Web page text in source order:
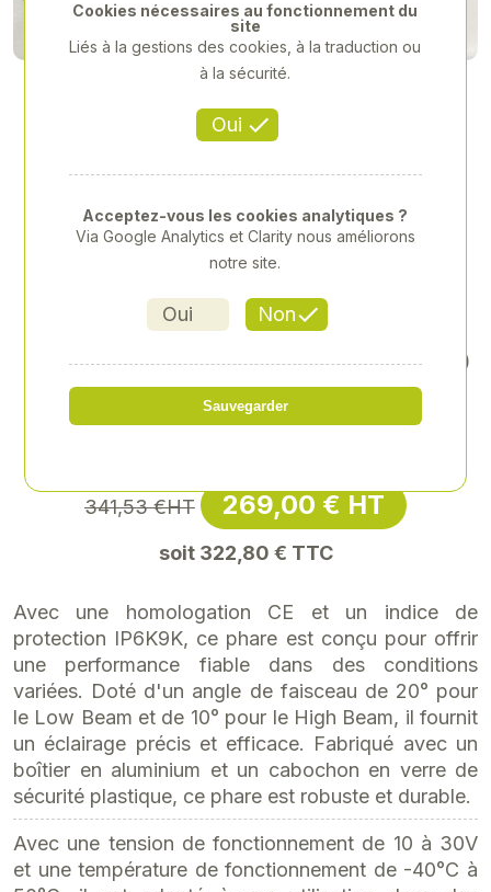
KIT 4 PHARES AVANT À LED
(EUROPE)
341,53 €HT 269,00 € HT
soit 322,80 € TTC
Avec une homologation CE et un indice de
protection IP6K9K, ce phare est conçu pour offrir
une performance fiable dans des conditions
variées. Doté d'un angle de faisceau de 20° pour
le Low Beam et de 10° pour le High Beam, il fournit
un éclairage précis et efficace. Fabriqué avec un
boîtier en aluminium et un cabochon en verre de
sécurité plastique, ce phare est robuste et durable.
Avec une tension de fonctionnement de 10 à 30V
et une température de fonctionnement de -40°C à
Oui
Cookies nécessaires au fonctionnement du
site
Liés à la gestions des cookies, à la traduction ou
à la sécurité.
Oui Non
Acceptez-vous les cookies analytiques ?
Via Google Analytics et Clarity nous améliorons
notre site.
Sauvegarder